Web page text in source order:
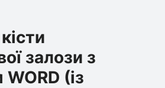
залози з
(із